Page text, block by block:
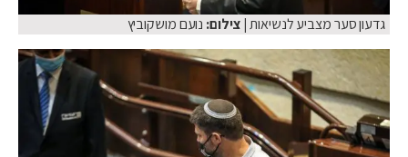
גדעון סער מצביע לנשיאות| צילום: נועם מושקוביץ